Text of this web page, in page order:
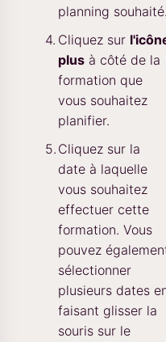
planning souhaité.
Cliquez sur
plus à côté de la
formation que
vous souhaitez
planifier.
Cliquez sur la
date à laquelle
vous souhaitez
effectuer cette
formation. Vous
pouvez
sélectionner
plusieurs dates
faisant glisser la
souris sur le